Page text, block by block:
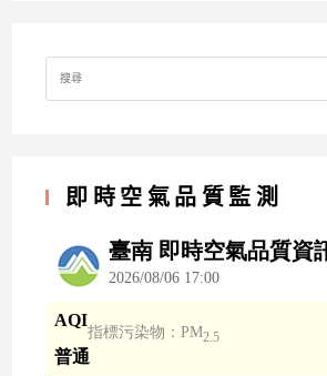
Search
for:
即時空氣品質監測